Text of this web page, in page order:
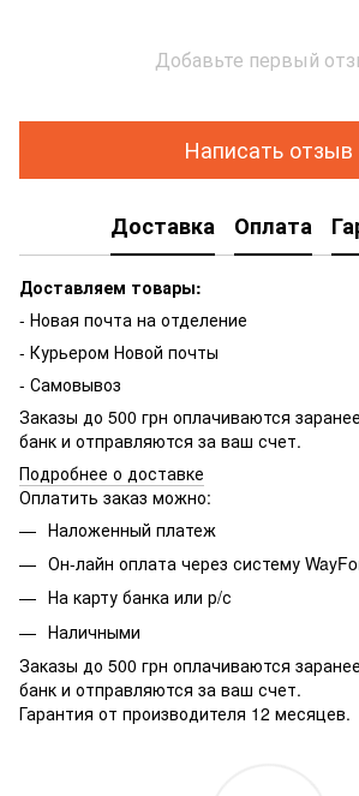
Добавьте первый
Написать отзыв
Доставка Оплата
Доставляем товары:
- Новая почта на отделение
- Курьером Новой почты
- Самовывоз
Заказы до 500 грн оплачиваются
банк и отправляются за ваш счет.
Подробнее о доставке
Оплатить заказ можно:
Наложенный платеж
Он-лайн оплата через систему
На карту банка или р/с
Наличными
Заказы до 500 грн оплачиваются
банк и отправляются за ваш счет.
Гарантия от производителя 12 месяцев.